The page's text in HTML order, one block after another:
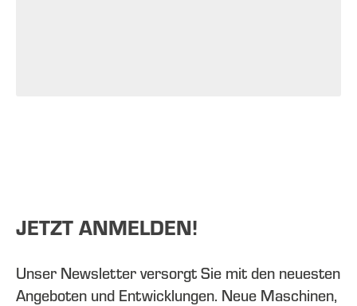
JETZT ANMELDEN!
Unser Newsletter versorgt Sie mit den neuesten
Angeboten und Entwicklungen. Neue Maschinen,